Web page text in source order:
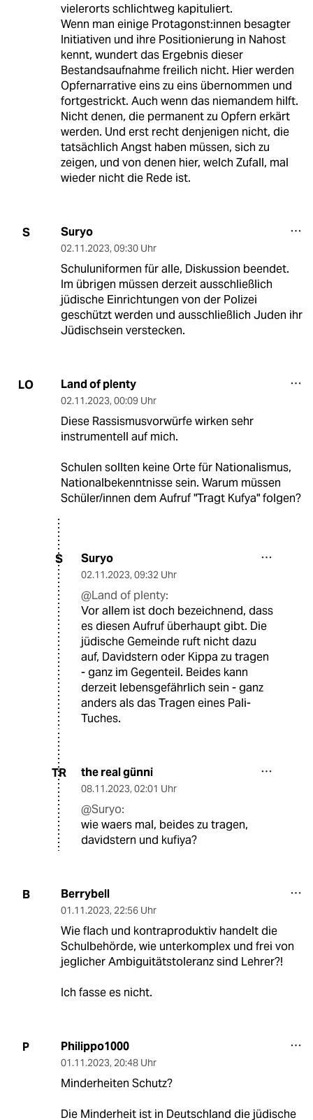
vielerorts schlichtweg kapituliert.
Wenn man einige Protagonst:innen besagter
Initiativen und ihre Positionierung in Nahost
kennt, wundert das Ergebnis dieser
Bestandsaufnahme freilich nicht. Hier werden
Opfernarrative eins zu eins übernommen und
fortgestrickt. Auch wenn das niemandem hilft.
Nicht denen, die permanent zu Opfern erkärt
werden. Und erst recht denjenigen nicht, die
tatsächlich Angst haben müssen, sich zu
zeigen, und von denen hier, welch Zufall, mal
wieder nicht die Rede ist.
S Suryo
02.11.2023, 09:30 Uhr
Schuluniformen für alle, Diskussion beendet.
Im übrigen müssen derzeit ausschließlich
jüdische Einrichtungen von der Polizei
geschützt werden und ausschließlich Juden ihr
Jüdischsein verstecken.
LO Land of plenty
02.11.2023, 00:09 Uhr
Diese Rassismusvorwürfe wirken sehr
instrumentell auf mich.
Schulen sollten keine Orte für Nationalismus,
Nationalbekenntnisse sein. Warum müssen
Schüler/innen dem Aufruf "Tragt Kufya" folgen?
S Suryo
02.11.2023, 09:32 Uhr
@Land of plenty:
Vor allem ist doch bezeichnend, dass
es diesen Aufruf überhaupt gibt. Die
jüdische Gemeinde ruft nicht dazu
auf, Davidstern oder Kippa zu tragen
- ganz im Gegenteil. Beides kann
derzeit lebensgefährlich sein - ganz
anders als das Tragen eines Pali-
Tuches.
TR the real günni
08.11.2023, 02:01 Uhr
@Suryo:
wie waers mal, beides zu tragen,
davidstern und kufiya?
B Berrybell
01.11.2023, 22:56 Uhr
Wie flach und kontraproduktiv handelt die
Schulbehörde, wie unterkomplex und frei von
jeglicher Ambiguitätstoleranz sind Lehrer?!
Ich fasse es nicht.
P Philippo1000
01.11.2023, 20:48 Uhr
Minderheiten Schutz?
Die Minderheit ist in Deutschland die jüdische